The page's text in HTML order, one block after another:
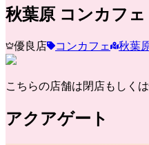
秋葉原 コンカフェ
優良店 コンカフェ 秋葉
こちらの店舗は閉店もしく
アクアゲート